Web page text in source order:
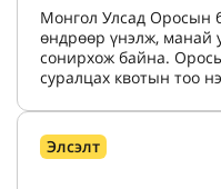
Монгол Улсад Оросын
өндрөөр үнэлж, манай
сонирхож байна.
суралцах квотын тоо
Элсэлт